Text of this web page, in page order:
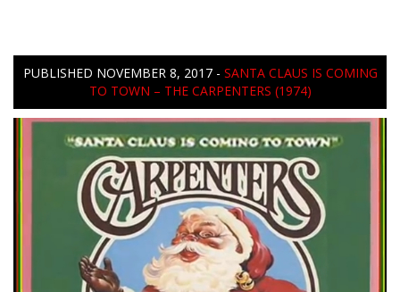
PUBLISHED NOVEMBER 8, 2017- SANTA CLAUS IS COMING
TO TOWN – THE CARPENTERS (1974)